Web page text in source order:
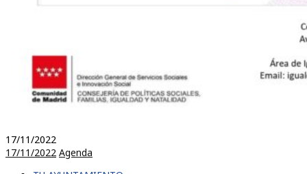
17/11/2022
17/11/2022 Agenda